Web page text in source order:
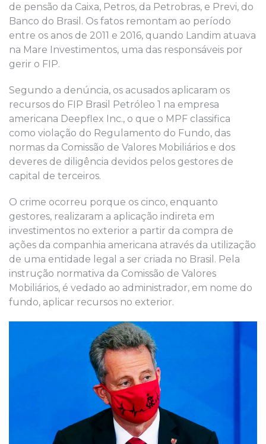
de pensão da Caixa, Petros, da Petrobras, e Previ, do
Banco do Brasil. Os fatos remontam ao período
entre os anos de 2011 e 2016, quando Landim atuava
na Mare Investimentos, uma das responsáveis por
gerir o FIP.
Segundo a denúncia, os acusados aplicaram os
recursos do FIP Brasil Petróleo 1 na empresa
americana Deepflex Inc., o que o MPF classifica
como violação do Regulamento do Fundo, das
normas da Comissão de Valores Mobiliários e dos
deveres de diligência devidos pelos gestores de
capital de terceiros.
O crime ocorreu porque os cinco, enquanto
gestores, realizaram a aplicação indireta em
investimentos no exterior a partir da compra de
ações da companhia americana através da utilização
de uma entidade legal a ser criada no Brasil. Pela
instrução normativa da Comissão de Valores
Mobiliários, é vedado ao administrador, em nome do
fundo, aplicar recursos no exterior.